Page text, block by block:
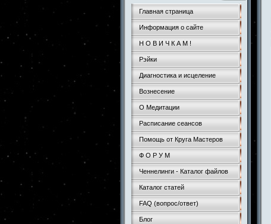
Главная страница
Информация о сайте
Н О В И Ч К А М !
Рэйки
Диагностика и исцеление
Вознесение
О Медитации
Расписание сеансов
Помощь от Круга Мастеров
Ф О Р У М
Ченнелинги - Каталог файлов
Каталог статей
FAQ (вопрос/ответ)
Блог